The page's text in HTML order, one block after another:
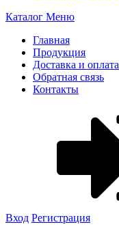
Каталог Меню
Главная
Продукция
Доставка и оплата
Обратная связь
Контакты
Вход Регистрация